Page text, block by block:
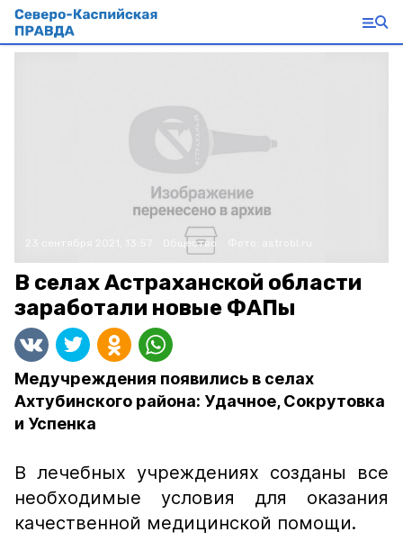
Общество
В селах Астраханской области
заработали новые ФАПы
Медучреждения появились в селах
Ахтубинского района: Удачное, Сокрутовка
и Успенка
В лечебных учреждениях созданы все
необходимые условия для оказания
качественной медицинской помощи.